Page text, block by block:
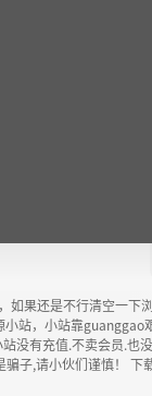
如果还是不行清空一下
小站，小站靠guanggao
没有充值.不卖会员.也
骗子,请小伙们谨慎！ 下